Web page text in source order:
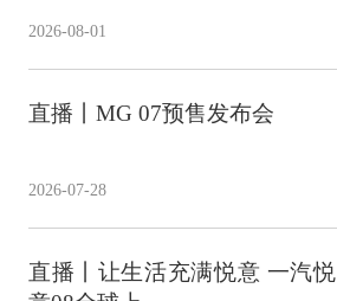
2026-08-01
直播丨MG 07预售发布会
2026-07-28
直播丨让生活充满悦意 一汽悦